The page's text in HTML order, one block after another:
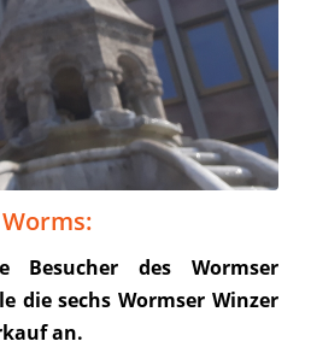
des Wormser
die sechs Wormser Winzer
an.